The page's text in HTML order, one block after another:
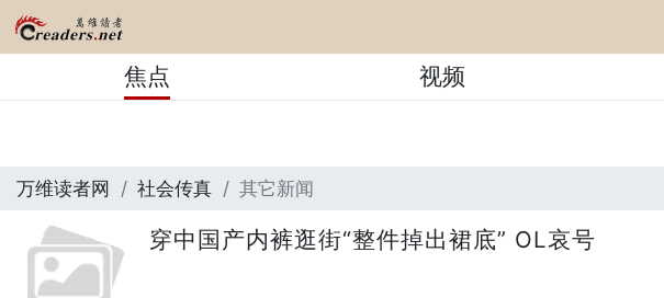
焦点 视频
万维读者网 社会传真 其它新闻
穿中国产内裤逛街“整件掉出裙底” OL哀号